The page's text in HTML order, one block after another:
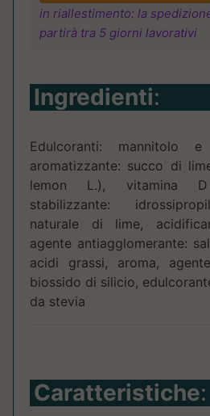
in riallestimento: la
partirà tra 5 giorni lavorativi
Ingredienti:
Edulcoranti: mannitolo
aromatizzante: succo di
lemon L.), vitamina D
stabilizzante:
naturale di lime,
agente antiagglomerante:
acidi grassi, aroma,
biossido di silicio,
da stevia
Caratteristiche: